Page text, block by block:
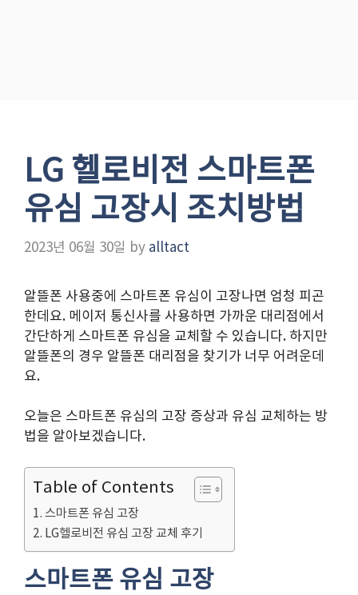
LG 헬로비전 스마트폰
유심 고장시 조치방법
2023년 06월 30일 by alltact
알뜰폰 사용중에 스마트폰 유심이 고장나면 엄청 피곤
한데요. 메이저 통신사를 사용하면 가까운 대리점에서
간단하게 스마트폰 유심을 교체할 수 있습니다. 하지만
알뜰폰의 경우 알뜰폰 대리점을 찾기가 너무 어려운데
요.
오늘은 스마트폰 유심의 고장 증상과 유심 교체하는 방
법을 알아보겠습니다.
Table of Contents
스마트폰 유심 고장
LG헬로비전 유심 고장 교체 후기
스마트폰 유심 고장